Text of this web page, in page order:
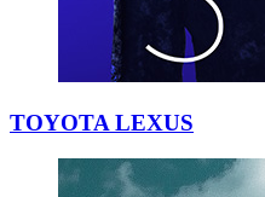
TOYOTA LEXUS